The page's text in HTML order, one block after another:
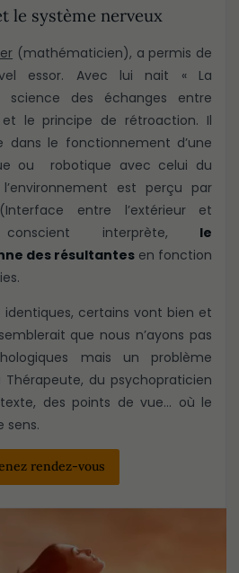
le système nerveux
(mathématicien), a permis de
essor. Avec lui nait « La
des échanges entre
le principe de rétroaction. Il
dans le fonctionnement d’une
ou robotique avec celui du
est perçu par
entre l’extérieur et
interprète, le
des résultantes en fonction
identiques, certains vont bien et
que nous n’ayons pas
mais un problème
Thérapeute, du psychopraticien
des points de vue… où le
sens.
rendez-vous